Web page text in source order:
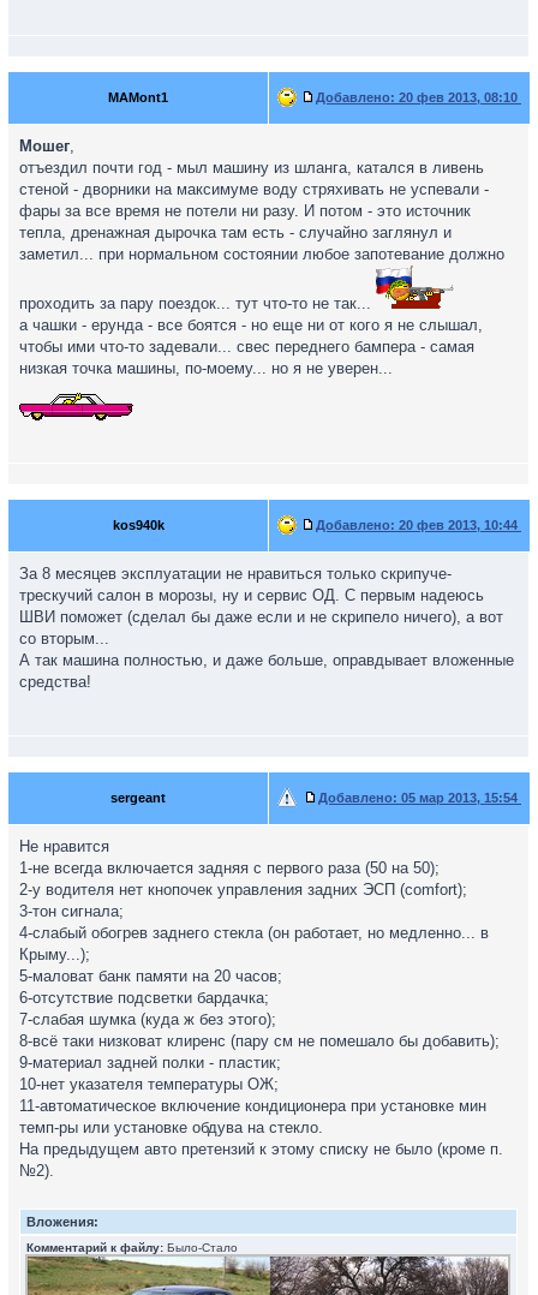
MAMont1 Добавлено: 20 фев 2013, 08:10
Мошег,
отъездил почти год - мыл машину из шланга, катался в ливень
стеной - дворники на максимуме воду стряхивать не успевали -
фары за все время не потели ни разу. И потом - это источник
тепла, дренажная дырочка там есть - случайно заглянул и
заметил... при нормальном состоянии любое запотевание должно
проходить за пару поездок... тут что-то не так...
а чашки - ерунда - все боятся - но еще ни от кого я не слышал,
чтобы ими что-то задевали... свес переднего бампера - самая
низкая точка машины, по-моему... но я не уверен...
kos940k Добавлено: 20 фев 2013, 10:44
За 8 месяцев эксплуатации не нравиться только скрипуче-
трескучий салон в морозы, ну и сервис ОД. С первым надеюсь
ШВИ поможет (сделал бы даже если и не скрипело ничего), а вот
со вторым...
А так машина полностью, и даже больше, оправдывает вложенные
средства!
sergeant Добавлено: 05 мар 2013, 15:54
Не нравится
1-не всегда включается задняя с первого раза (50 на 50);
2-у водителя нет кнопочек управления задних ЭСП (comfort);
3-тон сигнала;
4-слабый обогрев заднего стекла (он работает, но медленно... в
Крыму...);
5-маловат банк памяти на 20 часов;
6-отсутствие подсветки бардачка;
7-слабая шумка (куда ж без этого);
8-всё таки низковат клиренс (пару см не помешало бы добавить);
9-материал задней полки - пластик;
10-нет указателя температуры ОЖ;
11-автоматическое включение кондиционера при установке мин
темп-ры или установке обдува на стекло.
На предыдущем авто претензий к этому списку не было (кроме п.
№2).
Вложения:
Комментарий к файлу: Было-Стало